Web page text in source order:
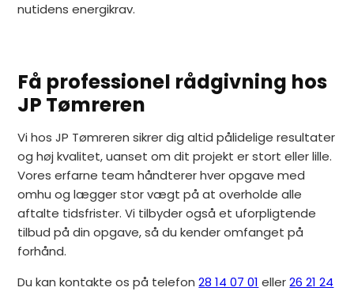
nutidens energikrav.
Få professionel rådgivning hos
JP Tømreren
Vi hos JP Tømreren sikrer dig altid pålidelige resultater
og høj kvalitet, uanset om dit projekt er stort eller lille.
Vores erfarne team håndterer hver opgave med
omhu og lægger stor vægt på at overholde alle
aftalte tidsfrister. Vi tilbyder også et uforpligtende
tilbud på din opgave, så du kender omfanget på
forhånd.
Du kan kontakte os på telefon28 14 07 01 eller26 21 24